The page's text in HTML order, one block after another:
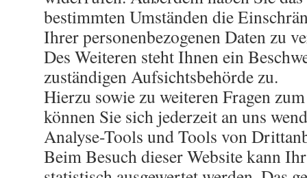
bestimmten Umständen die
Ihrer personenbezogenen Daten zu
Des Weiteren steht Ihnen ein
zuständigen Aufsichtsbehörde zu.
Hierzu sowie zu weiteren Fragen
können Sie sich jederzeit an uns
Analyse-Tools und Tools von
Beim Besuch dieser Website kann